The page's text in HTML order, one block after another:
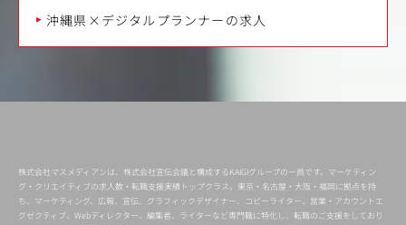
沖縄県×デジタルプランナーの求人
株式会社マスメディアンは、株式会社宣伝会議と構成するKAIGIグループの一員です。マーケティン
グ・クリエイティブの求人数・転職支援実績トップクラス。東京・名古屋・大阪・福岡に拠点を持
ち、マーケティング、広報、宣伝、グラフィックデザイナー、コピーライター、営業・アカウントエ
グゼクティブ、Webディレクター、編集者、ライターなど専門職に特化し、転職のご支援をしており